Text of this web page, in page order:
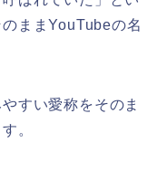
ままYouTubeの名
すい愛称をそのま
。